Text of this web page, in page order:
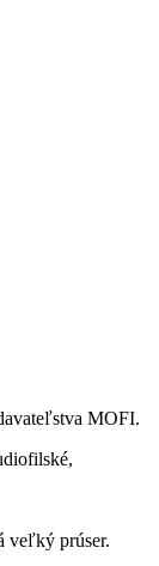
MOFI.
veľký prúser.